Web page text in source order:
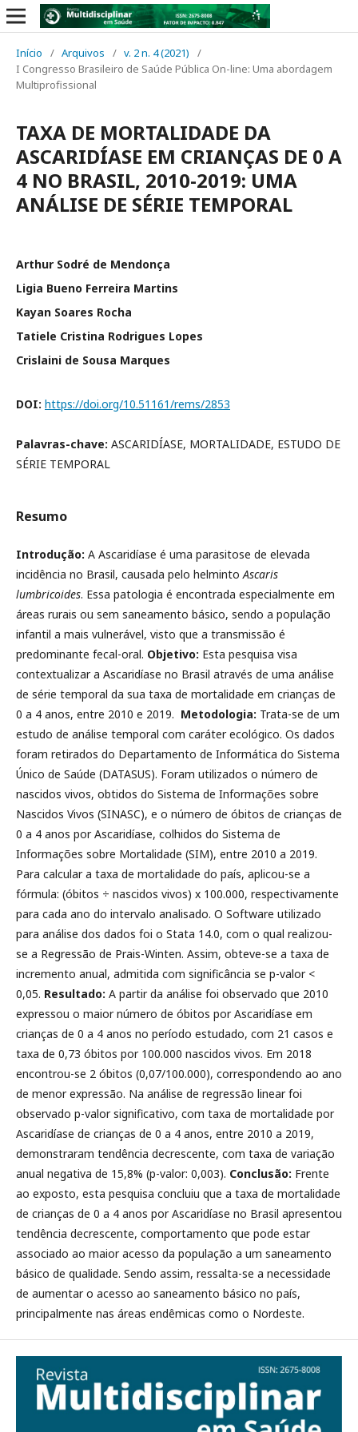
Início / Arquivos / v. 2 n. 4 (2021)
/
I Congresso Brasileiro de Saúde Pública On-line: Uma abordagem
Multiprofissional
TAXA DE MORTALIDADE DA
ASCARIDÍASE EM CRIANÇAS DE 0 A
4 NO BRASIL, 2010-2019: UMA
ANÁLISE DE SÉRIE TEMPORAL
Arthur Sodré de Mendonça
Ligia Bueno Ferreira Martins
Kayan Soares Rocha
Tatiele Cristina Rodrigues Lopes
Crislaini de Sousa Marques
DOI: https://doi.org/10.51161/rems/2853
Palavras-chave: ASCARIDÍASE, MORTALIDADE, ESTUDO DE
SÉRIE TEMPORAL
Resumo
Introdução: A Ascaridíase é uma parasitose de elevada
incidência no Brasil, causada pelo helmintoAscaris
lumbricoides. Essa patologia é encontrada especialmente em
áreas rurais ou sem saneamento básico, sendo a população
infantil a mais vulnerável, visto que a transmissão é
predominante fecal-oral. Objetivo: Esta pesquisa visa
contextualizar a Ascaridíase no Brasil através de uma análise
de série temporal da sua taxa de mortalidade em crianças de
0 a 4 anos, entre 2010 e 2019. Metodologia: Trata-se de um
estudo de análise temporal com caráter ecológico. Os dados
foram retirados do Departamento de Informática do Sistema
Único de Saúde (DATASUS). Foram utilizados o número de
nascidos vivos, obtidos do Sistema de Informações sobre
Nascidos Vivos (SINASC), e o número de óbitos de crianças de
0 a 4 anos por Ascaridíase, colhidos do Sistema de
Informações sobre Mortalidade (SIM), entre 2010 a 2019.
Para calcular a taxa de mortalidade do país, aplicou-se a
fórmula: (óbitos ÷ nascidos vivos) x 100.000, respectivamente
para cada ano do intervalo analisado. O Software utilizado
para análise dos dados foi o Stata 14.0, com o qual realizou-
se a Regressão de Prais-Winten. Assim, obteve-se a taxa de
incremento anual, admitida com significância se p-valor <
0,05. Resultado: A partir da análise foi observado que 2010
expressou o maior número de óbitos por Ascaridíase em
crianças de 0 a 4 anos no período estudado, com 21 casos e
taxa de 0,73 óbitos por 100.000 nascidos vivos. Em 2018
encontrou-se 2 óbitos (0,07/100.000), correspondendo ao ano
de menor expressão. Na análise de regressão linear foi
observado p-valor significativo, com taxa de mortalidade por
Ascaridíase de crianças de 0 a 4 anos, entre 2010 a 2019,
demonstraram tendência decrescente, com taxa de variação
anual negativa de 15,8% (p-valor: 0,003). Conclusão: Frente
ao exposto, esta pesquisa concluiu que a taxa de mortalidade
de crianças de 0 a 4 anos por Ascaridíase no Brasil apresentou
tendência decrescente, comportamento que pode estar
associado ao maior acesso da população a um saneamento
básico de qualidade. Sendo assim, ressalta-se a necessidade
de aumentar o acesso ao saneamento básico no país,
principalmente nas áreas endêmicas como o Nordeste.